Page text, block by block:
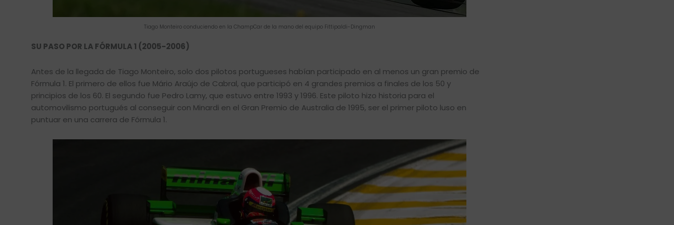
Tiago Monteiro conduciendo en la ChampCar de la mano del equipo Fittipaldi-Dingman
SU PASO POR LA FÓRMULA 1 (2005-2006)
Antes de la llegada de Tiago Monteiro, solo dos pilotos portugueses habían participado en al menos un gran premio de
Fórmula 1. El primero de ellos fue Mário Araújo de Cabral, que participó en 4 grandes premios a finales de los 50 y
principios de los 60. El segundo fue Pedro Lamy, que estuvo entre 1993 y 1996. Este piloto hizo historia para el
automovilismo portugués al conseguir con Minardi en el Gran Premio de Australia de 1995, ser el primer piloto luso en
puntuar en una carrera de Fórmula 1.